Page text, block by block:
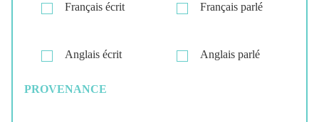
Français écrit Français parlé
Anglais écrit Anglais parlé
PROVENANCE